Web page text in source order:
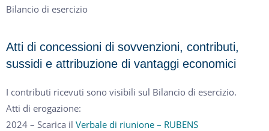
Bilancio di esercizio
Atti di concessioni di sovvenzioni, contributi,
sussidi e attribuzione di vantaggi economici
I contributi ricevuti sono visibili sul Bilancio di esercizio.
Atti di erogazione:
2024 – Scarica il Verbale di riunione – RUBENS